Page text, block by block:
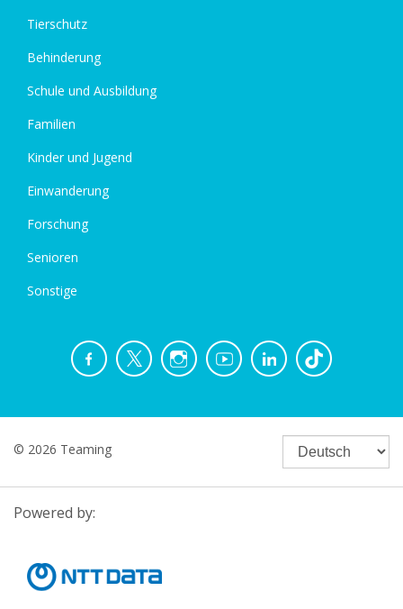
Tierschutz
Behinderung
Schule und Ausbildung
Familien
Kinder und Jugend
Einwanderung
Forschung
Senioren
Sonstige
© 2026 Teaming
Powered by: